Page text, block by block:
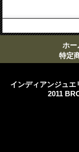
ホー
特定
インディアンジュ
2011